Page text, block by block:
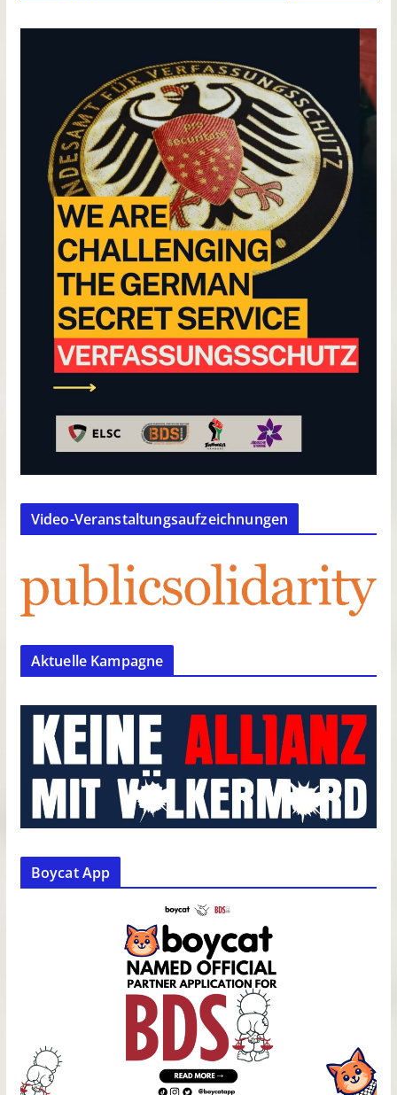
Video-Veranstaltungsaufzeichnungen
Aktuelle Kampagne
Boycat App